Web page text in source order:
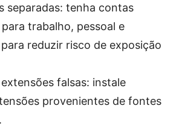
separadas: tenha contas
trabalho, pessoal e
reduzir risco de exposição
falsas: instale
provenientes de fontes